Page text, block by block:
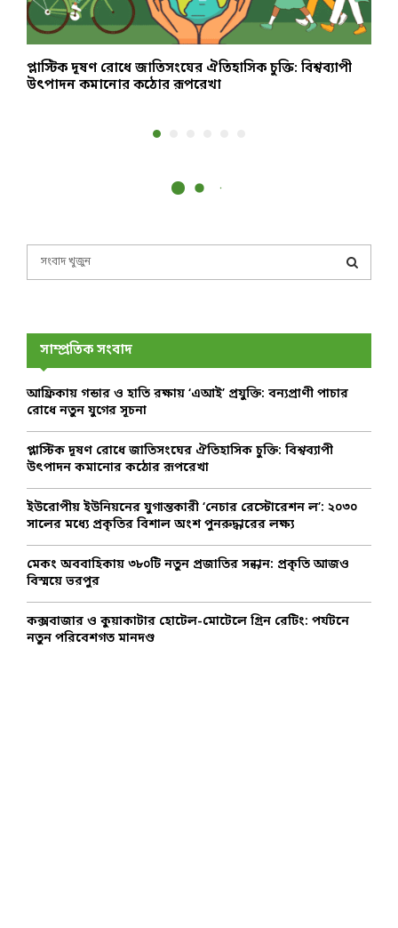
প্লাস্টিক দূষণ রোধে জাতিসংঘের ঐতিহাসিক চুক্তি: বিশ্বব্যাপী
উৎপাদন কমানোর কঠোর রূপরেখা
f
r
E
A
সাম্প্রতিক সংবাদ
আফ্রিকায় গন্ডার ও হাতি রক্ষায় ‘এআই’ প্রযুক্তি: বন্যপ্রাণী পাচার
রোধে নতুন যুগের সূচনা
প্লাস্টিক দূষণ রোধে জাতিসংঘের ঐতিহাসিক চুক্তি: বিশ্বব্যাপী
উৎপাদন কমানোর কঠোর রূপরেখা
ইউরোপীয় ইউনিয়নের যুগান্তকারী ‘নেচার রেস্টোরেশন ল’: ২০৩০
সালের মধ্যে প্রকৃতির বিশাল অংশ পুনরুদ্ধারের লক্ষ্য
মেকং অববাহিকায় ৩৮০টি নতুন প্রজাতির সন্ধান: প্রকৃতি আজও
বিস্ময়ে ভরপুর
কক্সবাজার ও কুয়াকাটার হোটেল-মোটেলে গ্রিন রেটিং: পর্যটনে
নতুন পরিবেশগত মানদণ্ড